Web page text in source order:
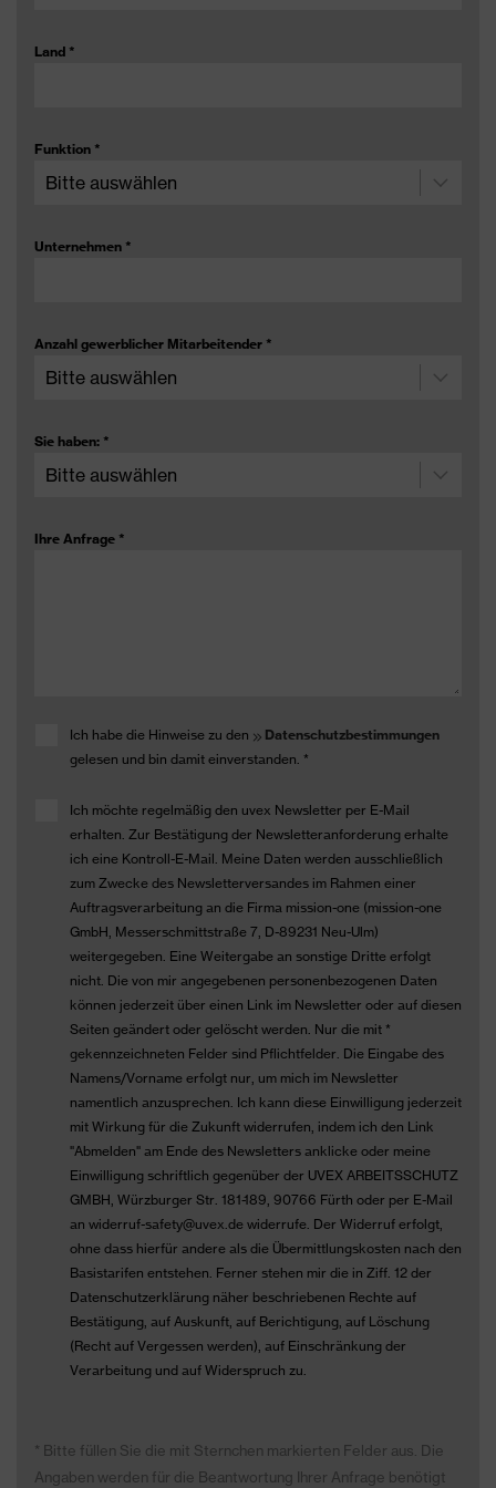
Land *
Funktion *
Unternehmen *
Anzahl gewerblicher Mitarbeitender *
Sie haben: *
Ihre Anfrage *
Ich habe die Hinweise zu den
Datenschutzbestimmungen
gelesen und bin damit einverstanden. *
Ich möchte regelmäßig den uvex Newsletter per E-Mail
erhalten. Zur Bestätigung der Newsletteranforderung erhalte
ich eine Kontroll-E-Mail. Meine Daten werden ausschließlich
zum Zwecke des Newsletterversandes im Rahmen einer
Auftragsverarbeitung an die Firma mission-one (mission-one
GmbH, Messerschmittstraße 7, D-89231 Neu-Ulm)
weitergegeben. Eine Weitergabe an sonstige Dritte erfolgt
nicht. Die von mir angegebenen personenbezogenen Daten
können jederzeit über einen Link im Newsletter oder auf diesen
Seiten geändert oder gelöscht werden. Nur die mit *
gekennzeichneten Felder sind Pflichtfelder. Die Eingabe des
Namens/Vorname erfolgt nur, um mich im Newsletter
namentlich anzusprechen. Ich kann diese Einwilligung jederzeit
mit Wirkung für die Zukunft widerrufen, indem ich den Link
"Abmelden" am Ende des Newsletters anklicke oder meine
Einwilligung schriftlich gegenüber der UVEX ARBEITSSCHUTZ
GMBH, Würzburger Str. 181-189, 90766 Fürth oder per E-Mail
an widerruf-safety@uvex.de widerrufe. Der Widerruf erfolgt,
ohne dass hierfür andere als die Übermittlungskosten nach den
Basistarifen entstehen. Ferner stehen mir die in Ziff. 12 der
Datenschutzerklärung näher beschriebenen Rechte auf
Bestätigung, auf Auskunft, auf Berichtigung, auf Löschung
(Recht auf Vergessen werden), auf Einschränkung der
Verarbeitung und auf Widerspruch zu.
* Bitte füllen Sie die mit Sternchen markierten Felder aus. Die
Angaben werden für die Beantwortung Ihrer Anfrage benötigt